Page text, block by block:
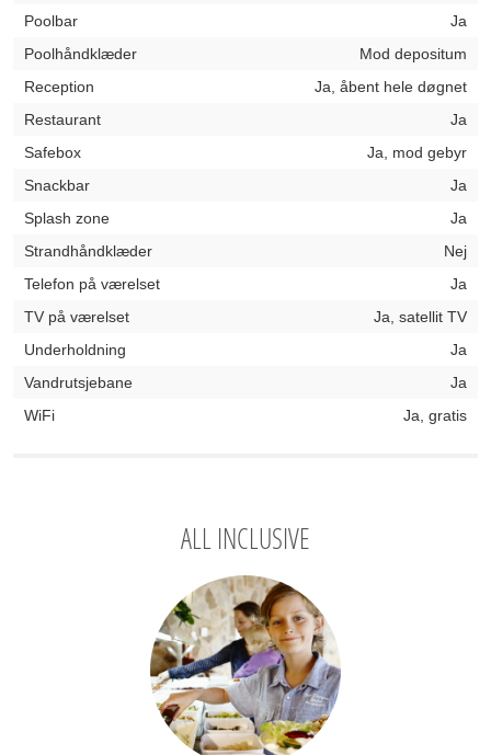
Poolbar
Ja
Poolhåndklæder
Mod depositum
Reception
Ja, åbent hele døgnet
Restaurant
Ja
Safebox
Ja, mod gebyr
Snackbar
Ja
Splash zone
Ja
Strandhåndklæder
Nej
Telefon på værelset
Ja
TV på værelset
Ja, satellit TV
Underholdning
Ja
Vandrutsjebane
Ja
WiFi
Ja, gratis
ALL INCLUSIVE